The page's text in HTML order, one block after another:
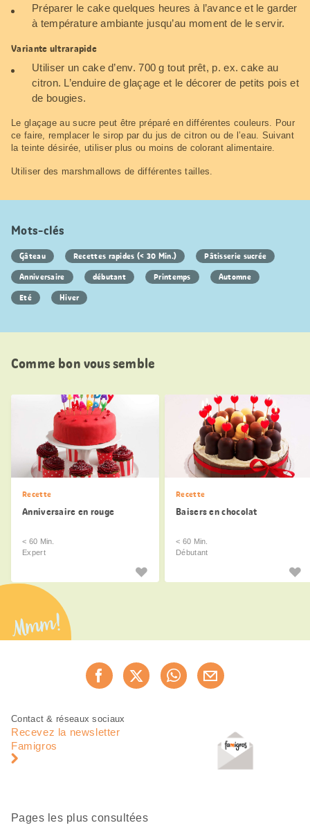
Préparer le cake quelques heures à l’avance et le garder
à température ambiante jusqu’au moment de le servir.
Variante ultrarapide
Utiliser un cake d’env. 700 g tout prêt, p. ex. cake au
citron. L’enduire de glaçage et le décorer de petits pois et
de bougies.
Le glaçage au sucre peut être préparé en différentes couleurs. Pour
ce faire, remplacer le sirop par du jus de citron ou de l’eau. Suivant
la teinte désirée, utiliser plus ou moins de colorant alimentaire.
Utiliser des marshmallows de différentes tailles.
Mots-clés
Gâteau Recettes rapides (< 30 Min.)
Pâtisserie sucrée
Anniversaire
débutant Printemps
Automne
Eté
Hiver
Comme bon vous semble
Recette
Anniversaire en rouge
< 60 Min.
Expert
Recette
Baisers en chocolat
< 60 Min.
Débutant
Mmm!
Recommander maintenant
Pied
page
Navigation
pied
Contact & réseaux sociaux
Recevez la newsletter
Famigros
Pages les plus consultées